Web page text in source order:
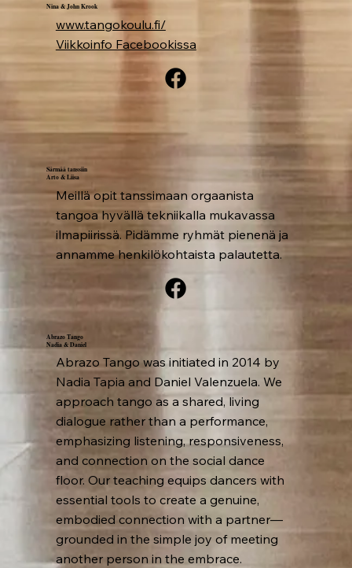
Nina & John Krook
www.tangokoulu.fi/
Viikkoinfo Facebookissa
Särmää tanssiin
Arto & Liisa
Meillä opit tanssimaan orgaanista
tangoa hyvällä tekniikalla mukavassa
ilmapiirissä. Pidämme ryhmät pienenä ja
annamme henkilökohtaista palautetta.
Abrazo Tango
Nadia & Daniel
Abrazo Tango was initiated in 2014 by
Nadia Tapia and Daniel Valenzuela. We
approach tango as a shared, living
dialogue rather than a performance,
emphasizing listening, responsiveness,
and connection on the social dance
floor. Our teaching equips dancers with
essential tools to create a genuine,
embodied connection with a partner—
grounded in the simple joy of meeting
another person in the embrace.